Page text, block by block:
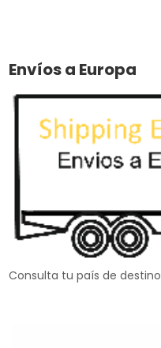
Envíos a Europa
Consulta tu país de destino